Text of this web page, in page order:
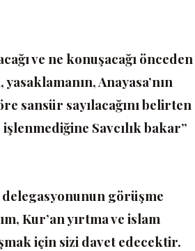
ve ne konuşacağı önceden
Anayasa’nın
sansür sayılacağını belirten
Savcılık bakar”
görüşme
Kur’an yırtma ve islam
için sizi davet edecektir.